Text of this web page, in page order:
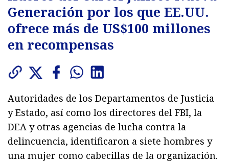
Generación por los que EE.UU.
ofrece más de US$100 millones
en recompensas
Autoridades de los Departamentos de Justicia
y Estado, así como los directores del FBI, la
DEA y otras agencias de lucha contra la
delincuencia, identificaron a siete hombres y
una mujer como cabecillas de la organización.